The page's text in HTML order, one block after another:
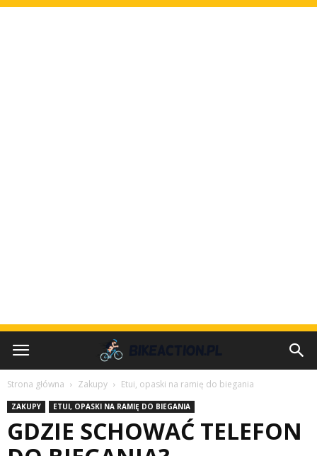
Strona główna Zakupy Etui, opaski na ramię do biegania
ZAKUPY ETUI, OPASKI NA RAMIĘ DO BIEGANIA
GDZIE SCHOWAĆ TELEFON